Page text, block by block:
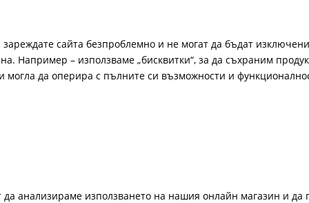
сайта безпроблемно и не могат да бъдат
Например – използваме „бисквитки“, за да съхраним
могла да оперира с пълните си възможности и
да анализираме използването на нашия онлайн магазин и